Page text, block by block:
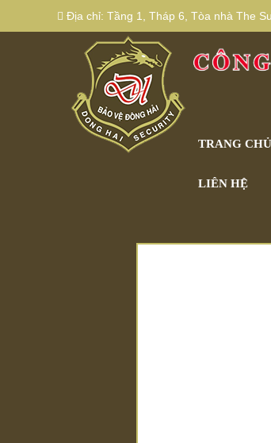
Địa chỉ: Tầng 1, Tháp 6, Tòa nhà The
TRANG CHỦ
LIÊN HỆ